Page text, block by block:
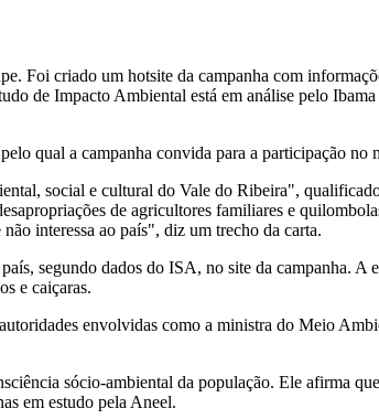
Foi criado um hotsite da campanha com
de Impacto Ambiental está em análise pelo
qual a campanha convida para a participação no
social e cultural do Vale do Ribeira",
de agricultores familiares e
interessa ao país", diz um trecho da carta.
segundo dados do ISA, no site da campanha. A
e caiçaras.
envolvidas como a ministra do Meio
sócio-ambiental da população. Ele afirma
em estudo pela Aneel.